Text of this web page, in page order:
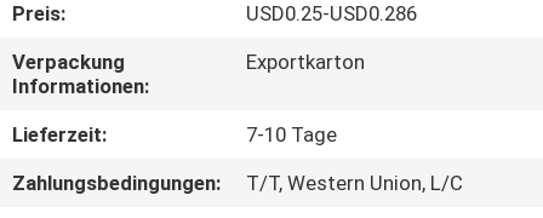
QUALITÄTSKONTROLLE
TRETEN
SIE
Preis:
USD0.25-USD0.286
Verpackung
Informationen:
Exportkarton
Lieferzeit:
7-10 Tage
Zahlungsbedingungen:
T/T, Western Union, L/C